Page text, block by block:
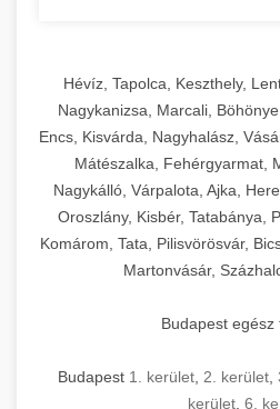
Hévíz, Tapolca, Keszthely,
Nagykanizsa, Marcali,
Encs, Kisvárda, Nagyhalász,
Mátészalka, Fehérgyarmat,
Nagykálló, Várpalota, Ajka,
Oroszlány, Kisbér, Tatabánya,
Komárom, Tata, Pilisvörösvár,
Martonvásár,
Budapest egész
Budapest 1. kerület 2. kerület
kerület 6.